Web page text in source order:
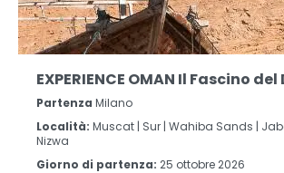
EXPERIENCE OMAN Il Fascino
Partenza Milano
Località: Muscat | Sur | Wahiba Sands |
Nizwa
Giorno di partenza: 25 ottobre 2026